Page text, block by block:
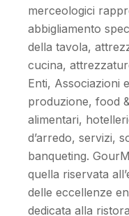
merceologici
abbigliamento
della tavola,
cucina,
Enti, Associazioni
produzione, food
alimentari,
d’arredo, servizi,
banqueting.
quella riservata
delle eccellenze
dedicata alla